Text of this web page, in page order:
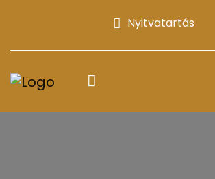
Nyitvatartás